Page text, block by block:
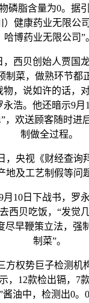
磷脂含量为0。据
）健康药业无限公
哈博药业无限公司”。
西贝创始人贾国龙
制菜，做熟环节都
物，说如许的话，
永浩。他还暗示9月
，欢送顾客随时进
制做全过程。
央视《财经查询
地及工艺制假等问
10日下战书，罗
西贝吃饭，“发觉
尽早鞭策立法，强
制菜”。
权势巨子检测机
，12款检出镉，7
酱油中，检测出0。